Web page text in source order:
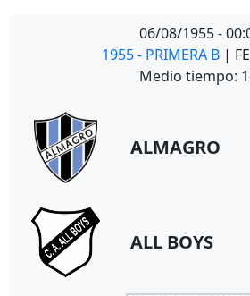
06/08/1955 -
1955 - PRIMERA B |
Medio tiempo:
ALMAGRO
ALL BOYS